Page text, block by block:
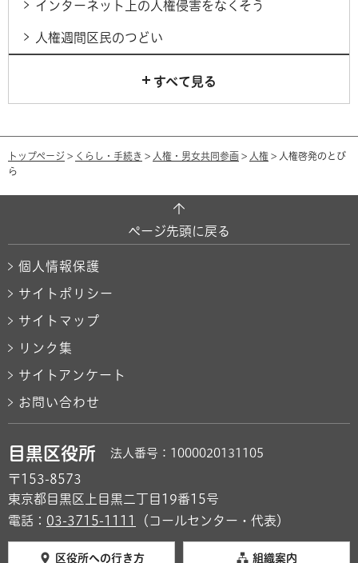
インターネット上の人権侵害をなくそう
人権週間区民のつどい
すべて見る
トップページ > くらし・手続き > 人権・男女共同参画 > 人権 > 人権啓発のとび
ら
ページ先頭に戻る
個人情報保護
サイトポリシー
サイトマップ
リンク集
サイトアンケート
お問い合わせ
目黒区役所 法人番号：1000020131105
〒153-8573
東京都目黒区上目黒二丁目19番15号
電話： 03-3715-1111 （コールセンター・代表）
区役所への行き方 組織案内